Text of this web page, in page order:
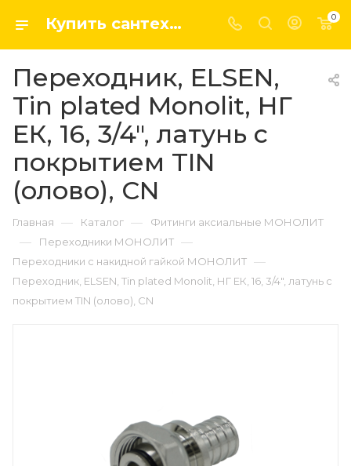
Купить сантехнику, системы отопление и водоснабжения оптом и в розницу в интернет-магазине elsen-opt.ru 0
Переходник, ELSEN,
Tin plated Monolit, НГ
ЕК, 16, 3/4", латунь с
покрытием TIN
(олово), CN
Главная — Каталог — Фитинги аксиальные МОНОЛИТ
— Переходники МОНОЛИТ —
Переходники с накидной гайкой МОНОЛИТ —
Переходник, ELSEN, Tin plated Monolit, НГ ЕК, 16, 3/4", латунь с
покрытием TIN (олово), CN